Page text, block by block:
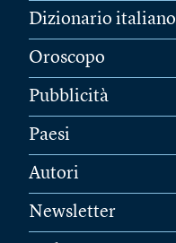
Dizionario italiano
Oroscopo
Pubblicità
Paesi
Autori
Newsletter